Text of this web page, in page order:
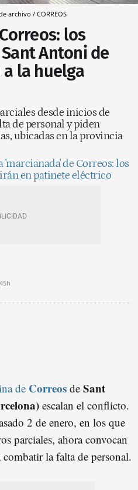
archivo / CORREOS
los
Antoni de
la huelga
desde inicios de
de personal y piden
ubicadas en la provincia
de Correos: los
en patinete eléctrico
de Correos de Sant
escalan el conflicto.
2 de enero, en los que
parciales, ahora convocan
la falta de personal.